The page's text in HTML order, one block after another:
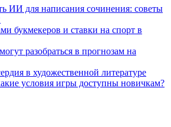
ИИ для написания сочинения: советы
букмекеров и ставки на спорт в
разобраться в прогнозам на
в художественной литературе
условия игры доступны новичкам?